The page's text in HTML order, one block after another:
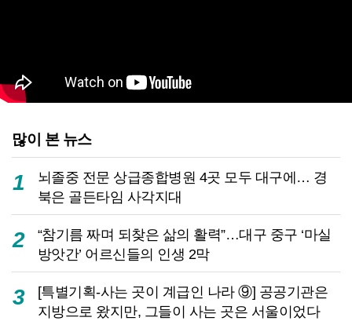
많이 본 뉴스
1
뇌졸중 전문 상급종합병원 4곳 모두 대구에… 경
북은 골든타임 사각지대
2
“참기름 짜며 되찾은 삶의 활력”…대구 중구 ‘마실
방앗간’ 어르신들의 인생 2막
3
[특별기획-사는 곳이 계급인 나라 ⑨] 공공기관은
지방으로 왔지만, 그들이 사는 곳은 서울이었다